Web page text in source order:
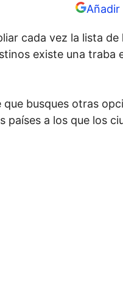
Añadir
cada vez la lista
existe una traba
que busques otras
países a los que los